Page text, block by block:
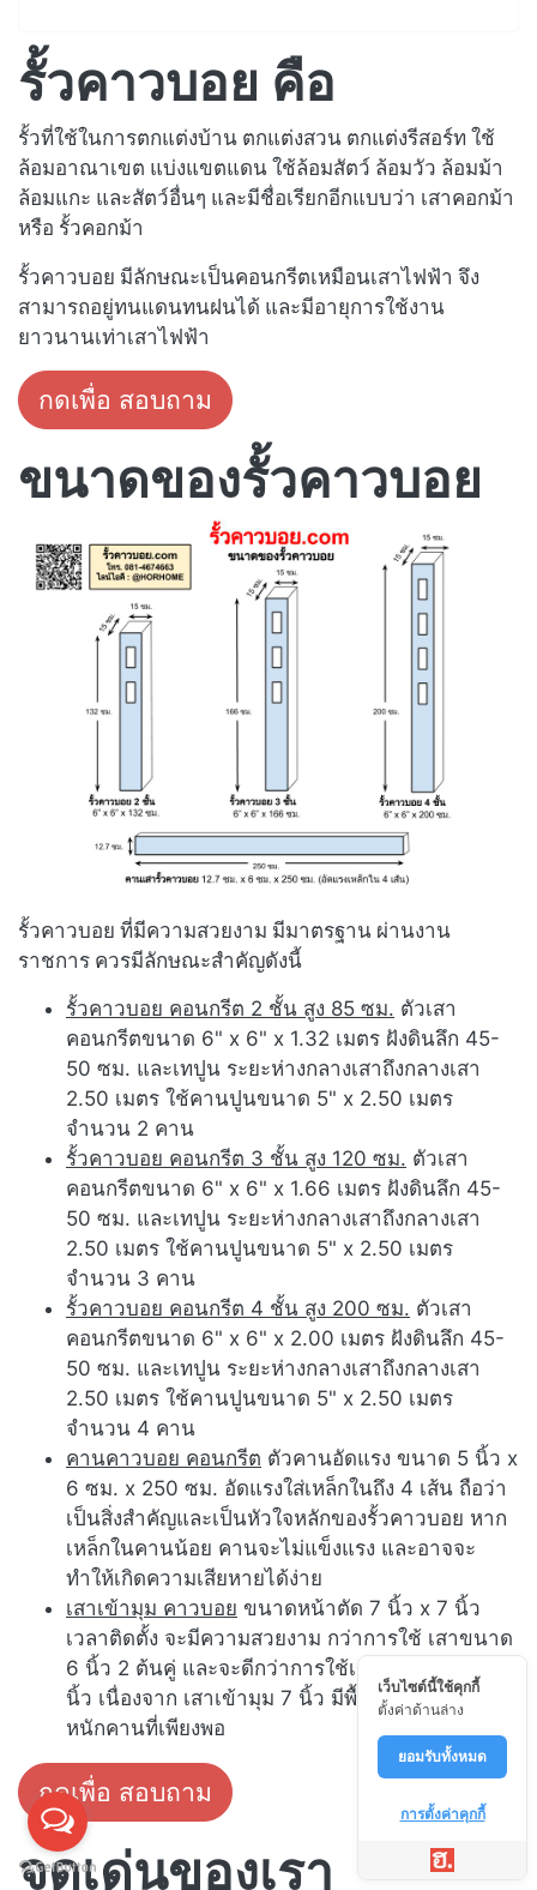
รั้วคาวบอย คือ
รั้วที่ใช้ในการตกแต่งบ้าน ตกแต่งสวน ตกแต่งรีสอร์ท ใช้
ล้อมอาณาเขต แบ่งแขตแดน ใช้ล้อมสัตว์ ล้อมวัว ล้อมม้า
ล้อมแกะ และสัตว์อื่นๆ และมีชื่อเรียกอีกแบบว่า เสาคอกม้า
หรือ รั้วคอกม้า
รั้วคาวบอย มีลักษณะเป็นคอนกรีตเหมือนเสาไฟฟ้า จึง
สามารถอยู่ทนแดนทนฝนได้ และมีอายุการใช้งาน
ยาวนานเท่าเสาไฟฟ้า
กดเพื่อ สอบถาม
ขนาดของรั้วคาวบอย
รั้วคาวบอย ที่มีความสวยงาม มีมาตรฐาน ผ่านงาน
ราชการ ควรมีลักษณะสำคัญดังนี้
รั้วคาวบอย คอนกรีต 2 ชั้น สูง 85 ซม. ตัวเสา
คอนกรีตขนาด 6" x 6" x 1.32 เมตร ฝังดินลึก 45-
50 ซม. และเทปูน ระยะห่างกลางเสาถึงกลางเสา
2.50 เมตร ใช้คานปูนขนาด 5" x 2.50 เมตร
จำนวน 2 คาน
รั้วคาวบอย คอนกรีต 3 ชั้น สูง 120 ซม. ตัวเสา
คอนกรีตขนาด 6" x 6" x 1.66 เมตร ฝังดินลึก 45-
50 ซม. และเทปูน ระยะห่างกลางเสาถึงกลางเสา
2.50 เมตร ใช้คานปูนขนาด 5" x 2.50 เมตร
จำนวน 3 คาน
รั้วคาวบอย คอนกรีต 4 ชั้น สูง 200 ซม. ตัวเสา
คอนกรีตขนาด 6" x 6" x 2.00 เมตร ฝังดินลึก 45-
50 ซม. และเทปูน ระยะห่างกลางเสาถึงกลางเสา
2.50 เมตร ใช้คานปูนขนาด 5" x 2.50 เมตร
จำนวน 4 คาน
คานคาวบอย คอนกรีต ตัวคานอัดแรง ขนาด 5 นิ้ว x
6 ซม. x 250 ซม. อัดแรงใส่เหล็กในถึง 4 เส้น ถือว่า
เป็นสิ่งสำคัญและเป็นหัวใจหลักของรั้วคาวบอย หาก
เหล็กในคานน้อย คานจะไม่แข็งแรง และอาจจะ
ทำให้เกิดความเสียหายได้ง่าย
เสาเข้ามุม คาวบอย ขนาดหน้าตัด 7 นิ้ว x 7 นิ้ว
เวลาติดตั้ง จะมีความสวยงาม กว่าการใช้ เสาขนาด
6 นิ้ว 2 ต้นคู่ และจะดีกว่าการใช้เสาเข้ามุม ขนาด 6
นิ้ว เนื่องจาก เสาเข้ามุม 7 นิ้ว มีพื้นที่ในการรับน้ำ
หนักคานที่เพียงพอ
กดเพื่อ สอบถาม
จุดเด่นของเรา
เว็บไซต์นี้ใช้คุกกี้
ตั้งค่าด้านล่าง
ยอมรับทั้งหมด
การตั้งค่าคุกกี้